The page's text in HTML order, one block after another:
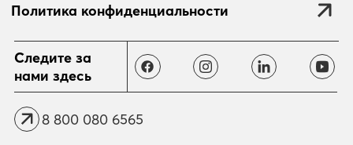
Политика конфиденциальности
Следите за
нами здесь
8 800 080 6565